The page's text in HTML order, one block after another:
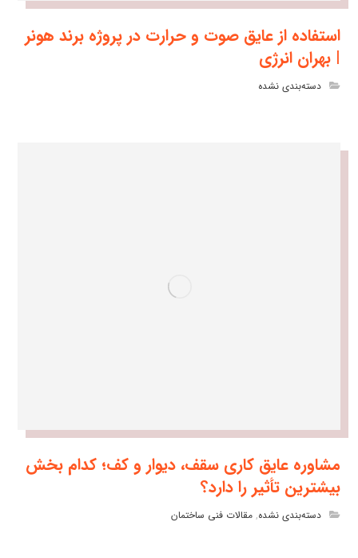
استفاده از عایق صوت و حرارت در پروژه برند هونر
| بهران انرژی
دسته‌بندی نشده
مشاوره عایق کاری سقف، دیوار و کف؛ کدام بخش
بیشترین تأثیر را دارد؟
دسته‌بندی نشده,مقالات فنی ساختمان